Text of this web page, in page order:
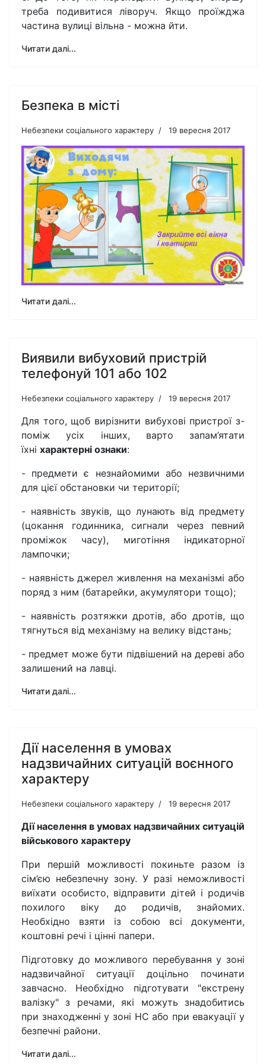
треба подивитися ліворуч. Якщо проїжджа
частина вулиці вільна - можна йти.
Читати далі...
Безпека в місті
Небезпеки соціального характеру 19 вересня 2017
Читати далі...
Виявили вибуховий пристрій
телефонуй 101 або 102
Небезпеки соціального характеру 19 вересня 2017
Для того, щоб вирізнити вибухові пристрої з-
поміж усіх інших, варто запам’ятати
їхні характерні ознаки:
- предмети є незнайомими або незвичними
для цієї обстановки чи території;
- наявність звуків, що лунають від предмету
(цокання годинника, сигнали через певний
проміжок часу), миготіння індикаторної
лампочки;
- наявність джерел живлення на механізмі або
поряд з ним (батарейки, акумулятори тощо);
- наявність розтяжки дротів, або дротів, що
тягнуться від механізму на велику відстань;
- предмет може бути підвішений на дереві або
залишений на лавці.
Читати далі...
Дії населення в умовах
надзвичайних ситуацій воєнного
характеру
Небезпеки соціального характеру 19 вересня 2017
Дії населення в умовах надзвичайних ситуацій
військового характеру
При першій можливості покиньте разом із
сім’єю небезпечну зону. У разі неможливості
виїхати особисто, відправити дітей і родичів
похилого віку до родичів, знайомих.
Необхідно взяти із собою всі документи,
коштовні речі і цінні папери.
Підготовку до можливого перебування у зоні
надзвичайної ситуації доцільно починати
завчасно. Необхідно підготувати "екстрену
валізку" з речами, які можуть знадобитись
при знаходженні у зоні НС або при евакуації у
безпечні райони.
Читати далі...